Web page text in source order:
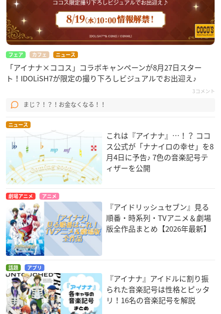
フェア カフェ ニュース
「アイナナ×ココス」コラボキャンペーンが8月27日スター
ト！IDOLiSH7が限定の撮り下ろしビジュアルでお出迎え♪
3コメント
まじ？！？！お金なくなる！！
ニュース
これは『アイナナ』…！？ ココ
ス公式が「ナナイロの幸せ」を8
月4日に予告♪ 7色の音楽記号テ
ィザーを公開
劇場アニメ アニメ
『アイドリッシュセブン』見る
順番・時系列・TVアニメ＆劇場
版全作品まとめ【2026年最新】
話題 アプリ
『アイナナ』アイドルに割り振
られた音楽記号は性格とピッタ
リ！16名の音楽記号を解説